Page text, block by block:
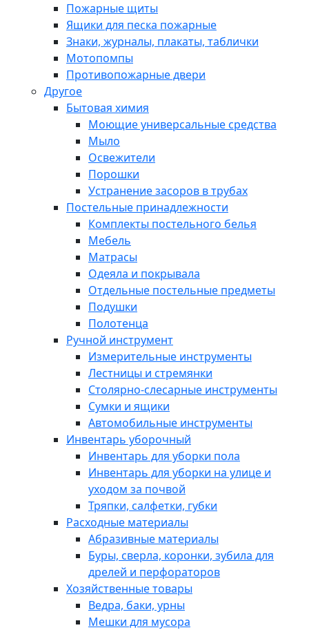
Пожарные щиты
Ящики для песка пожарные
Знаки, журналы, плакаты, таблички
Мотопомпы
Противопожарные двери
Другое
Бытовая химия
Моющие универсальные средства
Мыло
Освежители
Порошки
Устранение засоров в трубах
Постельные принадлежности
Комплекты постельного белья
Мебель
Матрасы
Одеяла и покрывала
Отдельные постельные предметы
Подушки
Полотенца
Ручной инструмент
Измерительные инструменты
Лестницы и стремянки
Столярно-слесарные инструменты
Сумки и ящики
Автомобильные инструменты
Инвентарь уборочный
Инвентарь для уборки пола
Инвентарь для уборки на улице и
уходом за почвой
Тряпки, салфетки, губки
Расходные материалы
Абразивные материалы
Буры, сверла, коронки, зубила для
дрелей и перфораторов
Хозяйственные товары
Ведра, баки, урны
Мешки для мусора